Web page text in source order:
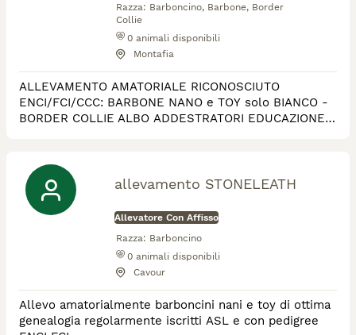
Razza: Barboncino, Barbone, Border
Collie
0 animali disponibili
Montafia
ALLEVAMENTO AMATORIALE RICONOSCIUTO
ENCI/FCI/CCC: BARBONE NANO e TOY solo BIANCO -
BORDER COLLIE ALBO ADDESTRATORI EDUCAZIONE
ESPERIENZA ULTRAVENTENNALE
allevamento STONELEATH
Allevatore Con Affisso
Razza: Barboncino
0 animali disponibili
Cavour
Allevo amatorialmente barboncini nani e toy di ottima
genealogia regolarmente iscritti ASL e con pedigree